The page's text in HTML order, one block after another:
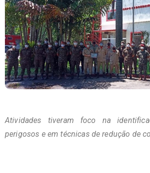
Atividades tiveram foco na
perigosos e em técnicas de redução de